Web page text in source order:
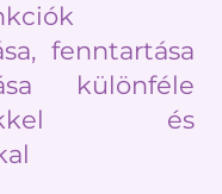
fenntartása
különféle
és